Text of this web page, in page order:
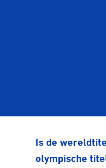
Is de
olympische